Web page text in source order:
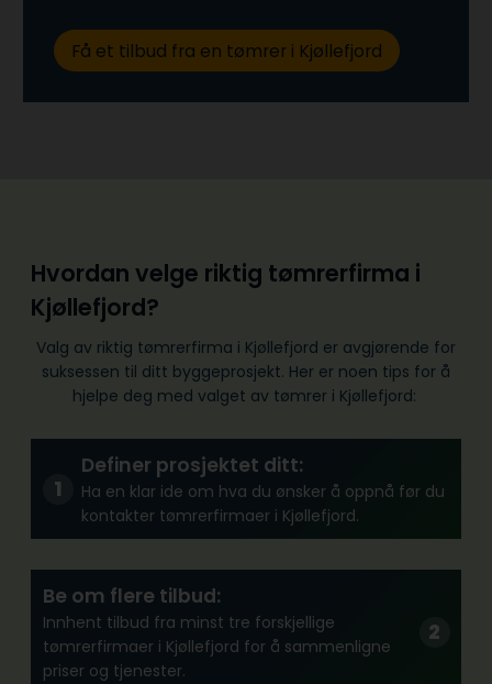
Få et tilbud fra en tømrer i Kjøllefjord
Hvordan velge riktig tømrerfirma i
Kjøllefjord?
Valg av riktig tømrerfirma i Kjøllefjord er avgjørende for
suksessen til ditt byggeprosjekt. Her er noen tips for å
hjelpe deg med valget av tømrer i Kjøllefjord:
Definer prosjektet ditt:
Ha en klar ide om hva du ønsker å oppnå før du
kontakter tømrerfirmaer i Kjøllefjord.
Be om flere tilbud:
Innhent tilbud fra minst tre forskjellige
tømrerfirmaer i Kjøllefjord for å sammenligne
priser og tjenester.